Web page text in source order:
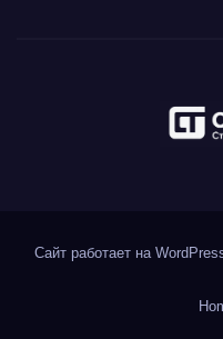
Сайт работает на